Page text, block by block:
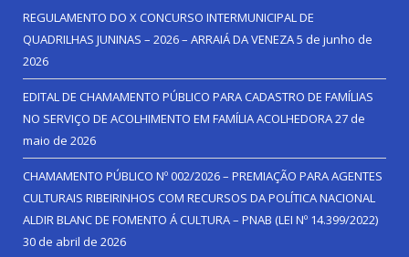
REGULAMENTO DO X CONCURSO INTERMUNICIPAL DE
QUADRILHAS JUNINAS – 2026 – ARRAIÁ DA VENEZA5 de junho de
2026
EDITAL DE CHAMAMENTO PÚBLICO PARA CADASTRO DE FAMÍLIAS
NO SERVIÇO DE ACOLHIMENTO EM FAMÍLIA ACOLHEDORA27 de
maio de 2026
CHAMAMENTO PÚBLICO Nº 002/2026 – PREMIAÇÃO PARA AGENTES
CULTURAIS RIBEIRINHOS COM RECURSOS DA POLÍTICA NACIONAL
ALDIR BLANC DE FOMENTO Á CULTURA – PNAB (LEI Nº 14.399/2022)
30 de abril de 2026